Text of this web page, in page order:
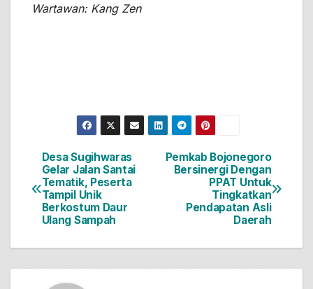
Wartawan: Kang Zen
Navigasi
pos
Pemkab Bojonegoro
Bersinergi Dengan
PPAT Untuk
Tingkatkan
Pendapatan Asli
Daerah
Desa Sugihwaras
Gelar Jalan Santai
Tematik, Peserta
Tampil Unik
Berkostum Daur
Ulang Sampah